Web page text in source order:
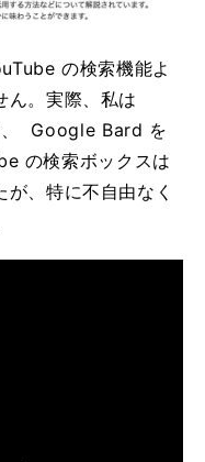
の検索機能よ
ん。実際、私は
、 Google Bard を
の検索ボックスは
、特に不自由なく